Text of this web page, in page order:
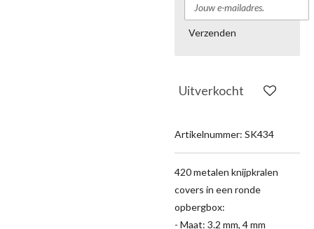
Verzenden
Uitverkocht
Artikelnummer: SK434
420 metalen knijpkralen
covers in een ronde
opbergbox:
- Maat: 3.2 mm, 4 mm